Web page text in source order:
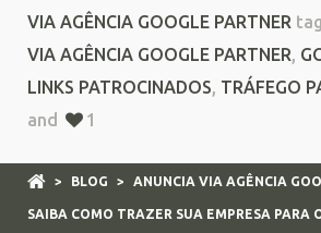
VIA AGÊNCIA GOOGLE PARTNER
VIA AGÊNCIA GOOGLE PARTNER,
LINKS PATROCINADOS, TRÁFEGO
and
1
> BLOG > ANUNCIA VIA AGÊNCIA
SAIBA COMO TRAZER SUA EMPRESA PARA